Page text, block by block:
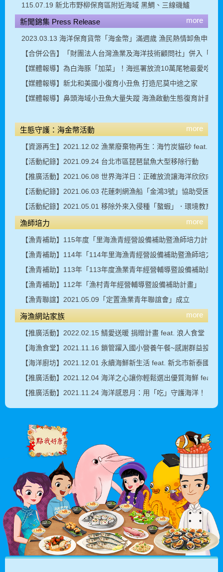
115.07.19 新北市野柳保育區附近海域 黑鯛、三線磯鱸
新聞錦集 Press Release more
2023.03.13 海洋保育貨幣「海金幣」滿週歲 漁民熱情卸魚申報
【合併公告】「財團法人台灣漁業及海洋技術顧問社」併入「
【媒體報導】為白海豚「加菜」！海巡署放流10萬尾牠最愛吃的
【媒體報導】新北和美國小復育小丑魚 打造尼莫中途之家
【媒體報導】鼻頭海域小丑魚大量失蹤 海漁啟動生態復育計畫／
生態守護：海金幣活動 more
【資源再生】2021.12.02 漁業廢棄物再生：海竹炭貓砂 feat. 龍
【活動紀錄】2021.09.24 台北市區琵琶鼠魚大型移除行動
【推廣活動】2021.06.08 世界海洋日：正確放流讓海洋欣欣向榮
【活動紀錄】2021.06.03 花蓮刺網漁船「金鴻3號」協助受困巨
【活動紀錄】2021.05.01 移除外來入侵種「螯蝦」．環境教育活
漁師培力 more
【漁青補助】115年度「里海漁青經營設備補助暨漁師培力計畫」
【漁青補助】114年「114年里海漁青經營設備補助暨漁師培力計
【漁青補助】113年「113年度漁業青年經營輔導暨設備補助計畫
【漁青補助】112年「漁村青年經營輔導暨設備補助計畫」
【漁青聯誼】2021.05.09「定置漁業青年聯誼會」成立
海漁網站家族 more
【推廣活動】2022.02.15 鯖愛送暖 捐贈計畫 feat. 浪人食堂
【海漁食堂】2021.11.16 鎖管躍入國小營養午餐~感謝群益投信
【海洋廚坊】2021.12.01 永續海鮮新生活 feat. 新北市新泰國小
【推廣活動】2021.12.04 海洋之心讓你輕鬆選出優質海鮮 feat.
【推廣活動】2021.11.24 海洋感恩月：用「吃」守護海洋！